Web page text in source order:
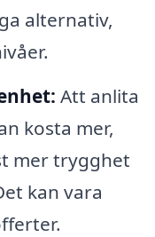
alternativ,
Att anlita
kosta mer,
mer trygghet
kan vara